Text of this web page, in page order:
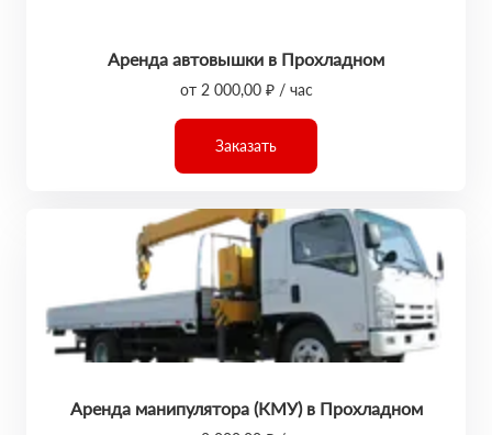
Аренда автовышки в Прохладном
от 2 000,00 ₽ / час
Заказать
Аренда манипулятора (КМУ) в Прохладном